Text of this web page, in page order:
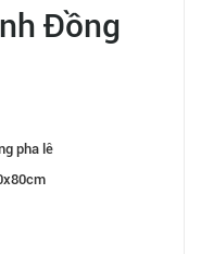
Đồng
pha lê